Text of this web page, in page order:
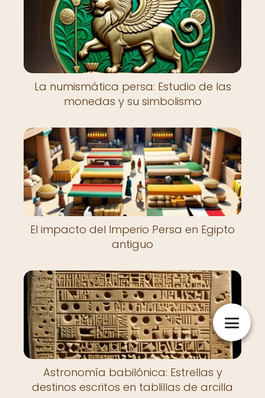
La numismática persa: Estudio de las
monedas y su simbolismo
El impacto del Imperio Persa en Egipto
antiguo
Astronomía babilónica: Estrellas y
destinos escritos en tablillas de arcilla